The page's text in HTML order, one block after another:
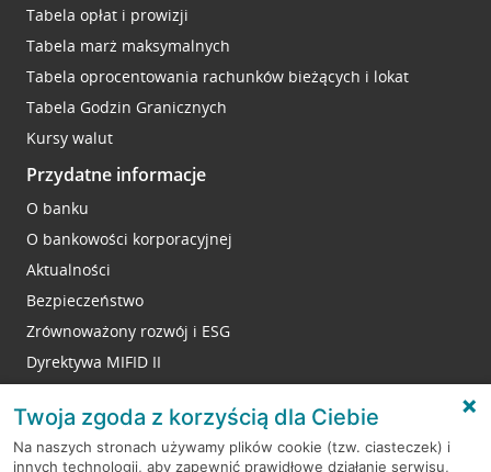
Tabela opłat i prowizji
Tabela marż maksymalnych
Tabela oprocentowania rachunków bieżących i lokat
Tabela Godzin Granicznych
Kursy walut
Przydatne informacje
O banku
O bankowości korporacyjnej
Aktualności
Bezpieczeństwo
Zrównoważony rozwój i ESG
Dyrektywa MIFID II
Twoja zgoda z korzyścią dla Ciebie
Na naszych stronach używamy plików cookie (tzw. ciasteczek) i
innych technologii, aby zapewnić prawidłowe działanie serwisu,